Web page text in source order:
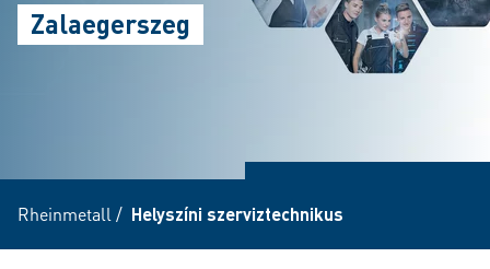
Zalaegerszeg
Rheinmetall / Helyszíni szerviztechnikus